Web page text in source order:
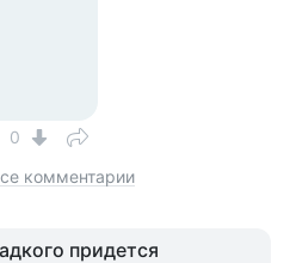
0
комментарии
придется